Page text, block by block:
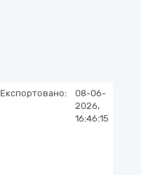
Експортовано:
08-06-
2026,
16:46:15